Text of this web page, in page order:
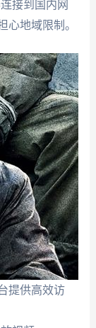
接到国内网
心地域限制。
提供高效访